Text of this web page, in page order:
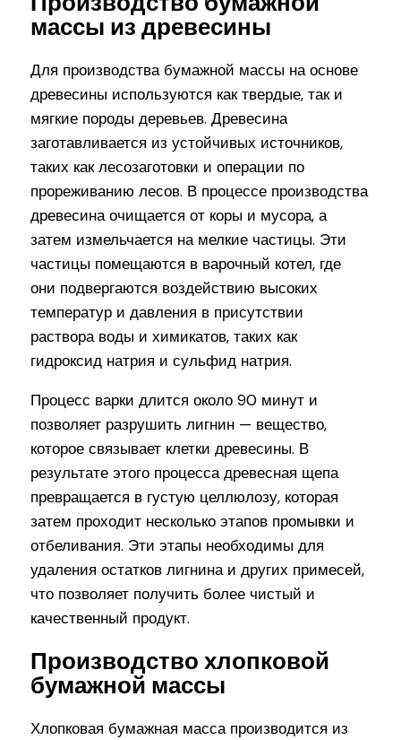
массы из древесины
Для производства бумажной массы на основе
древесины используются как твердые, так и
мягкие породы деревьев. Древесина
заготавливается из устойчивых источников,
таких как лесозаготовки и операции по
прореживанию лесов. В процессе производства
древесина очищается от коры и мусора, а
затем измельчается на мелкие частицы. Эти
частицы помещаются в варочный котел, где
они подвергаются воздействию высоких
температур и давления в присутствии
раствора воды и химикатов, таких как
гидроксид натрия и сульфид натрия.
Процесс варки длится около 90 минут и
позволяет разрушить лигнин — вещество,
которое связывает клетки древесины. В
результате этого процесса древесная щепа
превращается в густую целлюлозу, которая
затем проходит несколько этапов промывки и
отбеливания. Эти этапы необходимы для
удаления остатков лигнина и других примесей,
что позволяет получить более чистый и
качественный продукт.
Производство хлопковой
бумажной массы
Хлопковая бумажная масса производится из